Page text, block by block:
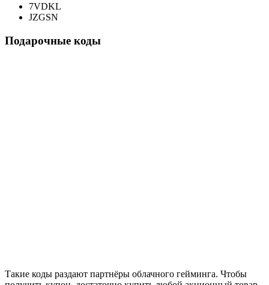
7VDKL
JZGSN
Подарочные коды
Такие коды раздают партнёры облачного гейминга. Чтобы